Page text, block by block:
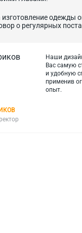
одежды
о регулярных
Наши
Вас самую
и удобную
применив
опыт.